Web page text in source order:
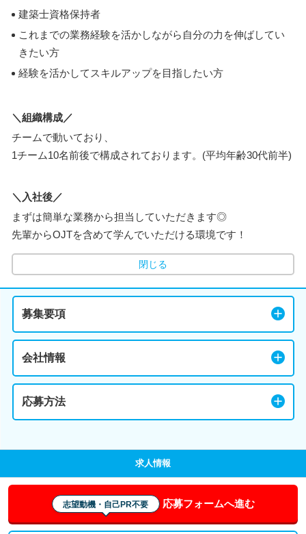
建築士資格保持者
これまでの業務経験を活かしながら自分の力を伸ばしてい
きたい方
経験を活かしてスキルアップを目指したい方
＼組織構成／
チームで動いており、
1チーム10名前後で構成されております。(平均年齢30代前半)
＼入社後／
まずは簡単な業務から担当していただきます◎
先輩からOJTを含めて学んでいただける環境です！
閉じる
募集要項
会社情報
応募方法
求人情報
志望動機・自己PR不要 応募フォームへ進む